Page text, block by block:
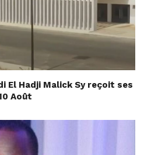
El Hadji Malick Sy reçoit ses
Août